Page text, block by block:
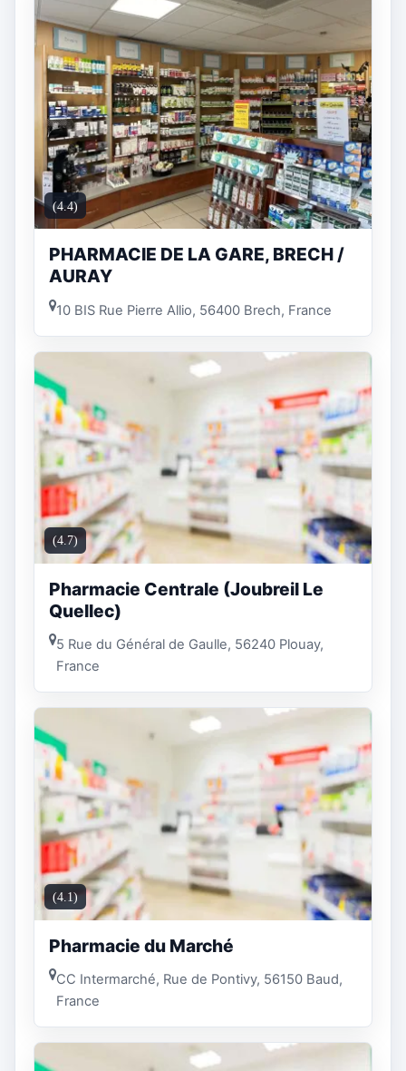
(4.4)
PHARMACIE DE LA GARE, BRECH /
AURAY
10 BIS Rue Pierre Allio, 56400 Brech, France
(4.7)
Pharmacie Centrale (Joubreil Le
Quellec)
5 Rue du Général de Gaulle, 56240 Plouay,
France
(4.1)
Pharmacie du Marché
CC Intermarché, Rue de Pontivy, 56150 Baud,
France